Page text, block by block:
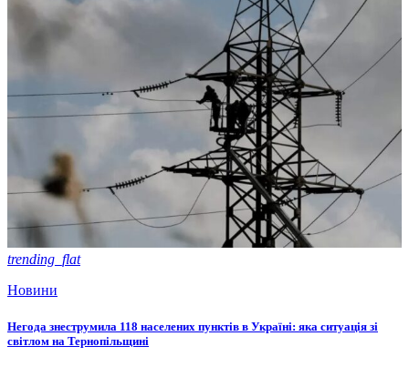
trending_flat
Новини
Негода знеструмила 118 населених пунктів в Україні: яка ситуація зі
світлом на Тернопільщині